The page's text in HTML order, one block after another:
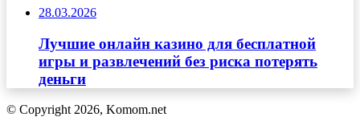
28.03.2026
Лучшие онлайн казино для бесплатной
игры и развлечений без риска потерять
деньги
© Copyright 2026, Komom.net